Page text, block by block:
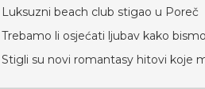
Luksuzni beach club stigao u Poreč
Trebamo li osjećati ljubav kako
Stigli su novi romantasy hitovi koje